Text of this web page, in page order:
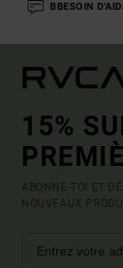
BBESOIN
15%
ABONNE-TOI ET
NOUVEAUX